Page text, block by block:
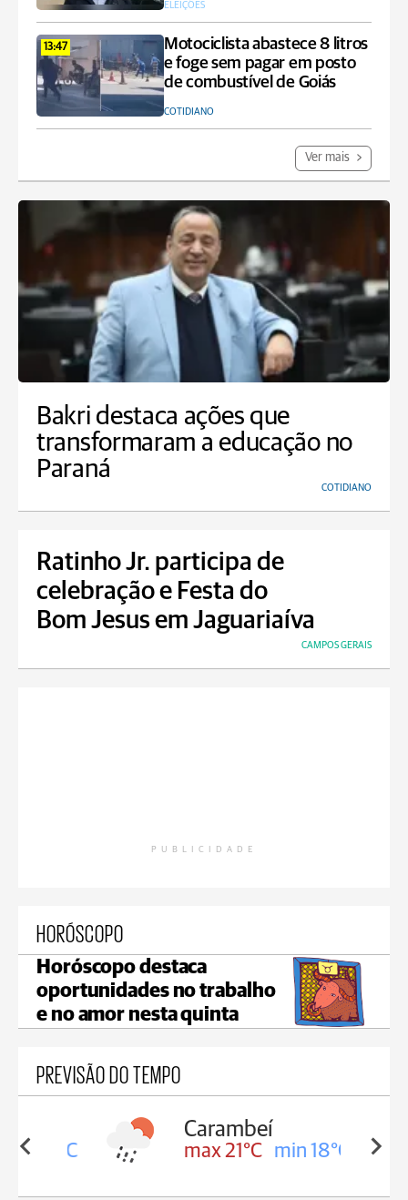
ELEIÇÕES
13:47
Motociclista abastece 8 litros
e foge sem pagar em posto
de combustível de Goiás
COTIDIANO
Ver mais
Bakri destaca ações que
transformaram a educação no
Paraná
COTIDIANO
Ratinho Jr. participa de
celebração e Festa do
Bom Jesus em Jaguariaíva
CAMPOS GERAIS
PUBLICIDADE
HORÓSCOPO
Horóscopo destaca
oportunidades no trabalho
e no amor nesta quinta
PREVISÃO DO TEMPO
18°C
Carambeí
max 21°C min 18°C